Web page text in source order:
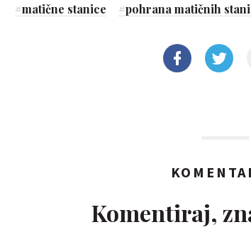
#matične stanice #pohrana matičnih
Komentiraj,